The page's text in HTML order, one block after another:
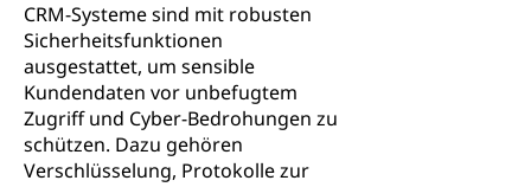
CRM-Systeme sind mit robusten
Sicherheitsfunktionen
ausgestattet, um sensible
Kundendaten vor unbefugtem
Zugriff und Cyber-Bedrohungen zu
schützen. Dazu gehören
Verschlüsselung, Protokolle zur